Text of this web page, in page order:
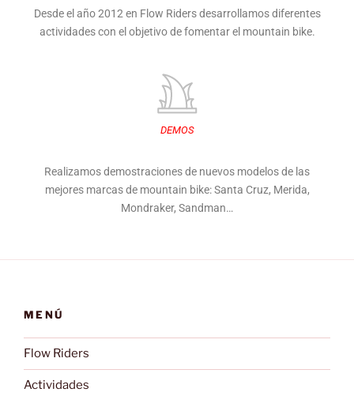
Desde el año 2012 en Flow Riders desarrollamos diferentes
actividades con el objetivo de fomentar el mountain bike.
DEMOS
Realizamos demostraciones de nuevos modelos de las
mejores marcas de mountain bike: Santa Cruz, Merida,
Mondraker, Sandman…
MENÚ
Flow Riders
Actividades